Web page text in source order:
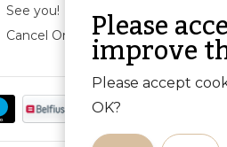
See you!
Cancel Order
Please
improve
Please accept
OK?